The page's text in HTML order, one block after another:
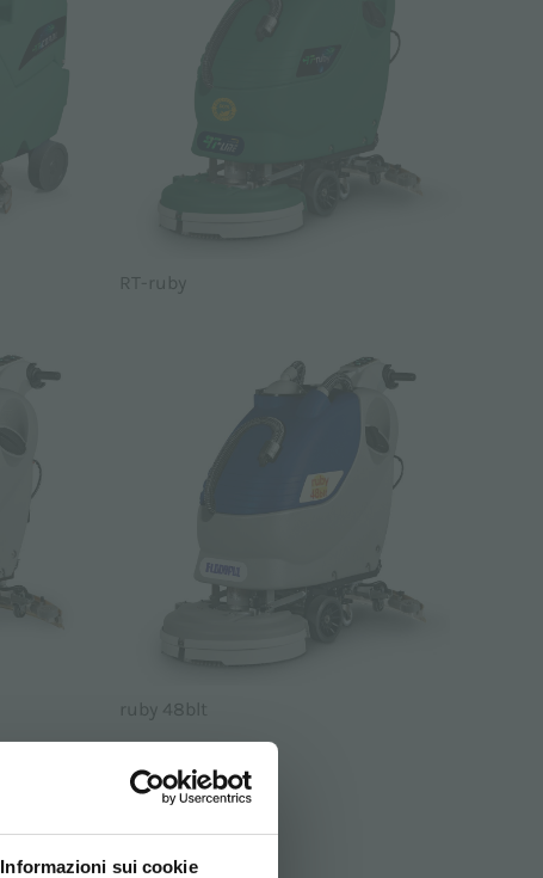
Informazioni sui cookie
RT-ruby
ruby 48blt